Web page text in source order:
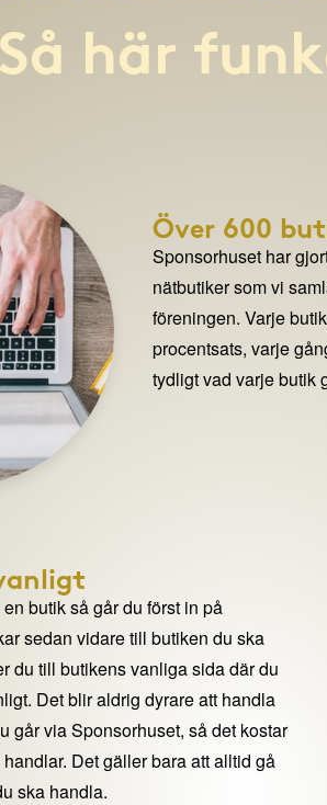
här
Över 600
Sponsorhuset har
nätbutiker som vi
föreningen. Varje
procentsats, varje
tydligt vad varje butik
butik så går du först in på
sedan vidare till butiken du ska
du till butikens vanliga sida där du
Det blir aldrig dyrare att handla
går via Sponsorhuset, så det kostar
Det gäller bara att alltid gå
ska handla.